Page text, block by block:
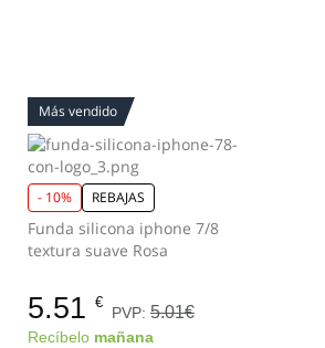
Más vendido
- 10% REBAJAS
Funda silicona iphone 7/8
textura suave Rosa
5.51 €
PVP: 5.01€
Recíbelo mañana